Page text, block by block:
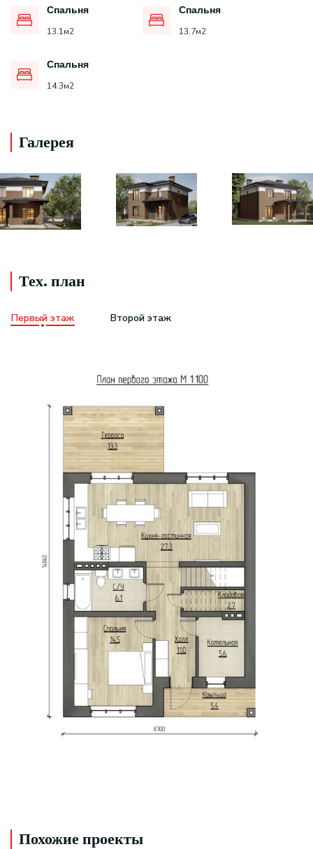
Спальня
13.1м2
Спальня
13.7м2
Спальня
14.3м2
Галерея
Тех. план
Первый этаж Второй этаж
Похожие проекты